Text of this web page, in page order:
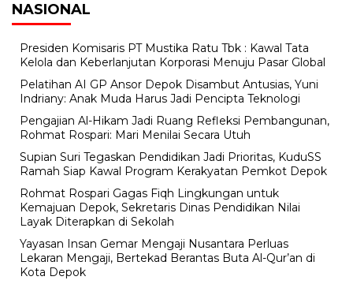
NASIONAL
Presiden Komisaris PT Mustika Ratu Tbk : Kawal Tata
Kelola dan Keberlanjutan Korporasi Menuju Pasar Global
Pelatihan AI GP Ansor Depok Disambut Antusias, Yuni
Indriany: Anak Muda Harus Jadi Pencipta Teknologi
Pengajian Al-Hikam Jadi Ruang Refleksi Pembangunan,
Rohmat Rospari: Mari Menilai Secara Utuh
Supian Suri Tegaskan Pendidikan Jadi Prioritas, KuduSS
Ramah Siap Kawal Program Kerakyatan Pemkot Depok
Rohmat Rospari Gagas Fiqh Lingkungan untuk
Kemajuan Depok, Sekretaris Dinas Pendidikan Nilai
Layak Diterapkan di Sekolah
Yayasan Insan Gemar Mengaji Nusantara Perluas
Lekaran Mengaji, Bertekad Berantas Buta Al-Qur’an di
Kota Depok